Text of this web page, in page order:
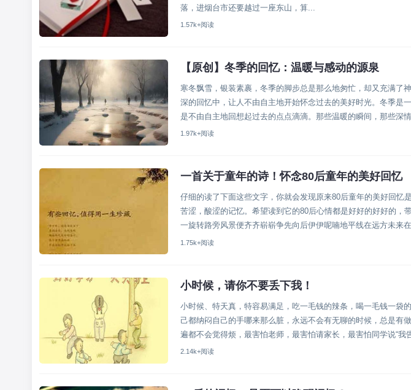
落，进烟台市还要越过一座东山，算...
1.57k+阅读
【原创】冬季的回忆：温暖与感动的源泉
寒冬飘雪，银装素裹，冬季的脚步总是那么地匆忙，却又充满了
深的回忆中，让人不由自主地开始怀念过去的美好时光。冬季是
是不由自主地回想起过去的点点滴滴。那些温暖的瞬间，那些深
面般在我...
1.97k+阅读
一首关于童年的诗！怀念80后童年的美好回忆
仔细的读了下面这些文字，你就会发现原来80后童年的美好回忆
苦涩，酸涩的记忆。希望读到它的80后心情都是好好的好好的，
一旋转路旁风景便齐齐崭崭争先向后伊伊呢喃地平线在远方未来
会不会找...
1.75k+阅读
小时候，请你不要丢下我！
小时候、特天真，特容易满足，吃一毛钱的辣条，喝一毛钱一袋
己都纳闷自己的手哪来那么脏，永远不会有无聊的时候，总是有
遍都不会觉得烦，最害怕老师，最害怕请家长，最害怕同学说“
倒了，爬在地上不起来，扯着喉咙大声哭，有时候喊...
2.14k+阅读